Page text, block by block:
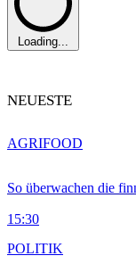
Loading...
NEUESTE
So überwachen die
15:30
AGRIFOOD
POLITIK